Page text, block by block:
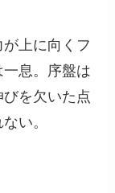
上に向くフ
息。序盤は
を欠いた点
い。